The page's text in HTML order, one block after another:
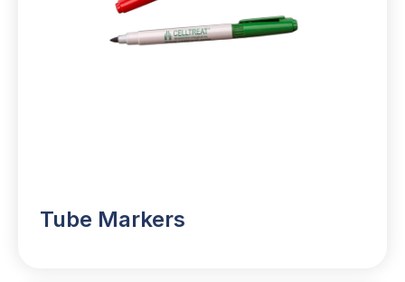
Tube Markers